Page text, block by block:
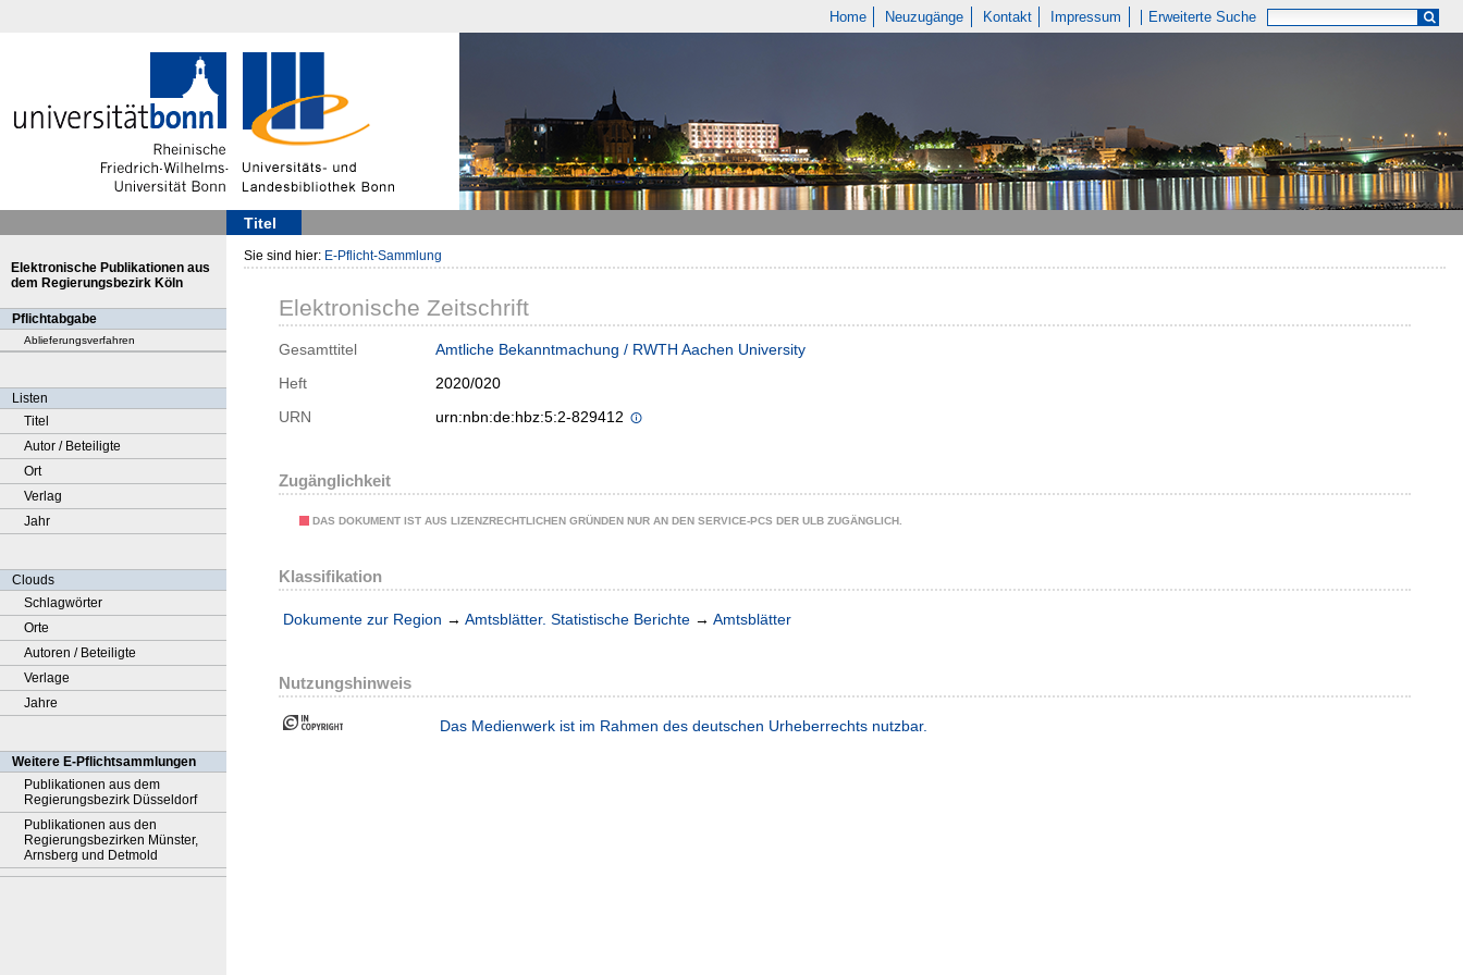
Home Neuzugänge Kontakt Impressum Erweiterte Suche
Titel
Elektronische Publikationen aus
dem Regierungsbezirk Köln
Pflichtabgabe
Ablieferungsverfahren
Listen
Titel
Autor / Beteiligte
Ort
Verlag
Jahr
Clouds
Schlagwörter
Orte
Autoren / Beteiligte
Verlage
Jahre
Weitere E-Pflichtsammlungen
Publikationen aus dem
Regierungsbezirk Düsseldorf
Publikationen aus den
Regierungsbezirken Münster,
Arnsberg und Detmold
Sie sind hier: E-Pflicht-Sammlung
Elektronische Zeitschrift
Gesamttitel
Amtliche Bekanntmachung / RWTH Aachen University
Heft
2020/020
URN
urn:nbn:de:hbz:5:2-829412
Zugänglichkeit
DAS DOKUMENT IST AUS LIZENZRECHTLICHEN GRÜNDEN NUR AN DEN SERVICE-PCS DER ULB ZUGÄNGLICH.
Klassifikation
Dokumente zur Region → Amtsblätter. Statistische Berichte → Amtsblätter
Nutzungshinweis
Das Medienwerk ist im Rahmen des deutschen Urheberrechts nutzbar.